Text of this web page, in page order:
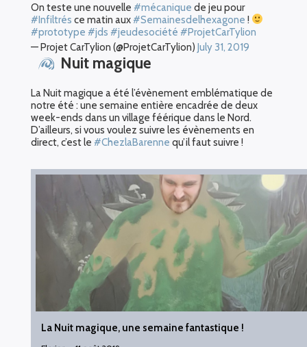
On teste une nouvelle #mécanique de jeu pour
#Infiltrés ce matin aux #Semainesdelhexagone !
#prototype #jds #jeudesociété #ProjetCarTylion
— Projet CarTylion (@ProjetCarTylion) July 31, 2019
Nuit magique
La Nuit magique a été l’évènement emblématique de
notre été : une semaine entière encadrée de deux
week-ends dans un village féérique dans le Nord.
D’ailleurs, si vous voulez suivre les évènements en
direct, c’est le #ChezlaBarenne qu’il faut suivre !
La Nuit magique, une semaine fantastique !